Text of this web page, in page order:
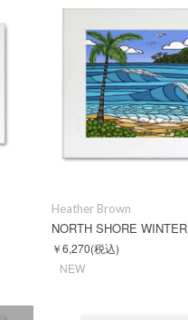
Heather Brown
NORTH SHORE WINTER
￥6,270(税込)
NEW